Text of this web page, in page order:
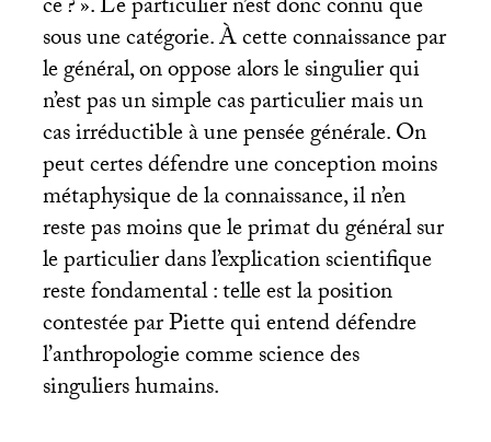
ce?». Le particulier n’est donc connu que
sous une catégorie. À cette connaissance par
le général, on oppose alors le singulier qui
n’est pas un simple cas particulier mais un
cas irréductible à une pensée générale. On
peut certes défendre une conception moins
métaphysique de la connaissance, il n’en
reste pas moins que le primat du général sur
le particulier dans l’explication scientifique
reste fondamental : telle est la position
contestée par Piette qui entend défendre
l’anthropologie comme science des
singuliers humains.